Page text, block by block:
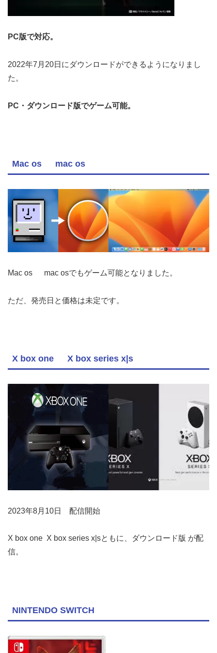
PC版で対応。
2022年7月20日にダウンロードができるようになりまし
た。
PC・ダウンロード版でゲーム可能。
Mac os mac os
Mac os mac osでもゲーム可能となりました。
ただ、発売日と価格は未定です。
X box one X box series x|s
2023年8月10日 配信開始
X box one X box series x|sともに、ダウンロード版 が配
信。
NINTENDO SWITCH